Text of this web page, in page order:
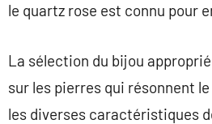
le quartz rose est connu pour
La sélection du bijou
sur les pierres qui résonnent
les diverses caractéristiques